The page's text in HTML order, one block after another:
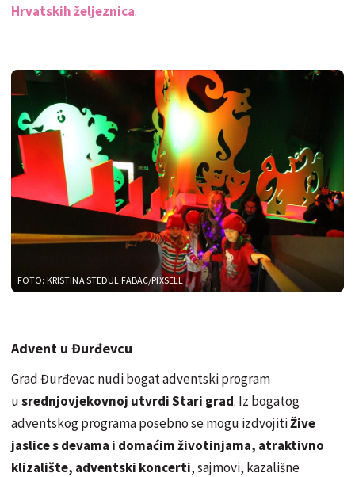
Hrvatskih željeznica.
FOTO: KRISTINA STEDUL FABAC/PIXSELL
Advent u Đurđevcu
Grad Đurđevac nudi bogat adventski program
usrednjovjekovnoj utvrdi Stari grad. Iz bogatog
adventskog programa posebno se mogu izdvojitiŽive
jaslice s devama i domaćim životinjama, atraktivno
klizalište, adventski koncerti, sajmovi, kazališne